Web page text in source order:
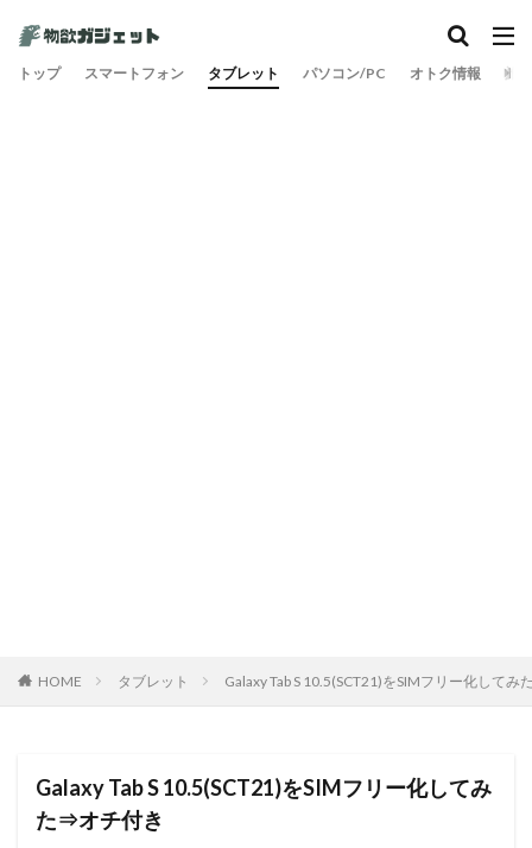
トップ スマートフォン タブレット パソコン/PC オトク情報 旅
HOME タブレット Galaxy Tab S 10.5(SCT21)をSIMフリー化して
Galaxy Tab S 10.5(SCT21)をSIMフリー化してみ
た⇒オチ付き